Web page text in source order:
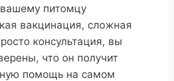
питомцу
вакцинация, сложная
консультация, вы
что он получит
помощь на самом